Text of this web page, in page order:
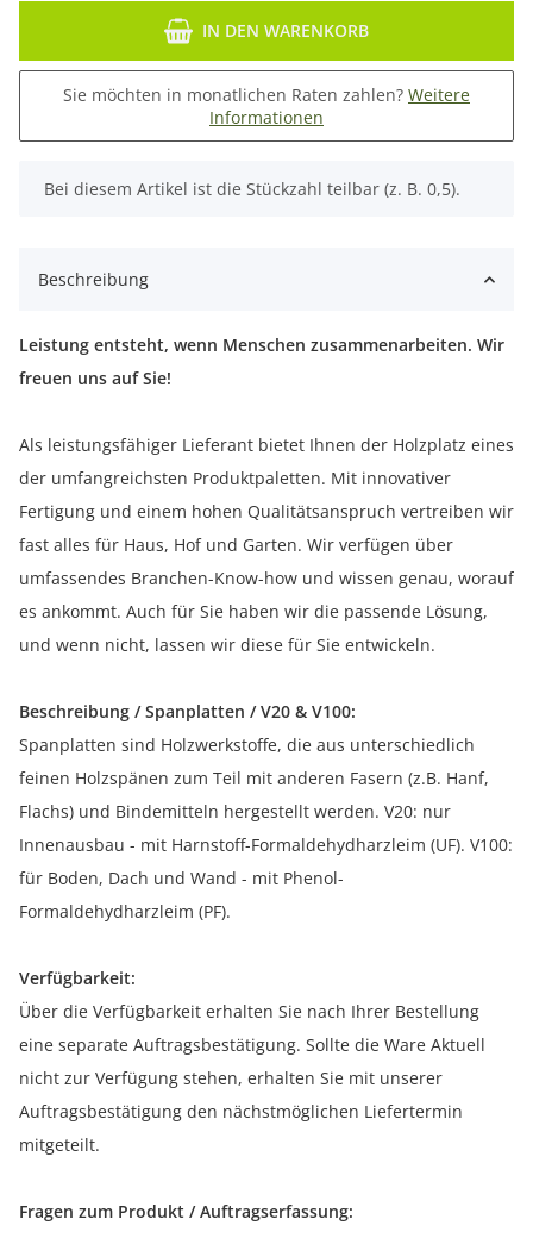
IN DEN WARENKORB
Sie möchten in monatlichen Raten zahlen? Weitere
Informationen
x
Bei diesem Artikel ist die Stückzahl teilbar (z. B. 0,5).
Beschreibung
Leistung entsteht, wenn Menschen zusammenarbeiten. Wir
freuen uns auf Sie!
Als leistungsfähiger Lieferant bietet Ihnen der Holzplatz eines
der umfangreichsten Produktpaletten. Mit innovativer
Fertigung und einem hohen Qualitätsanspruch vertreiben wir
fast alles für Haus, Hof und Garten. Wir verfügen über
umfassendes Branchen-Know-how und wissen genau, worauf
es ankommt. Auch für Sie haben wir die passende Lösung,
und wenn nicht, lassen wir diese für Sie entwickeln.
Beschreibung / Spanplatten / V20 & V100:
Spanplatten sind Holzwerkstoffe, die aus unterschiedlich
feinen Holzspänen zum Teil mit anderen Fasern (z.B. Hanf,
Flachs) und Bindemitteln hergestellt werden. V20: nur
Innenausbau - mit Harnstoff-Formaldehydharzleim (UF). V100:
für Boden, Dach und Wand - mit Phenol-
Formaldehydharzleim (PF).
Verfügbarkeit:
Über die Verfügbarkeit erhalten Sie nach Ihrer Bestellung
eine separate Auftragsbestätigung. Sollte die Ware Aktuell
nicht zur Verfügung stehen, erhalten Sie mit unserer
Auftragsbestätigung den nächstmöglichen Liefertermin
mitgeteilt.
Fragen zum Produkt / Auftragserfassung: